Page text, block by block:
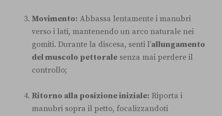
Movimento: Abbassa lentamente i manubri
verso i lati, mantenendo un arco naturale nei
gomiti. Durante la discesa, senti l’allungamento
del muscolo pettorale senza mai perdere il
controllo;
Ritorno alla posizione iniziale: Riporta i
manubri sopra il petto, focalizzandoti